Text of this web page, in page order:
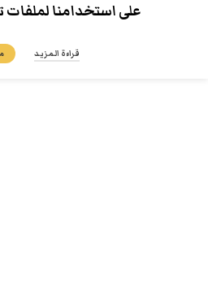
على استخدامنا لملفات
قراءة المزيد